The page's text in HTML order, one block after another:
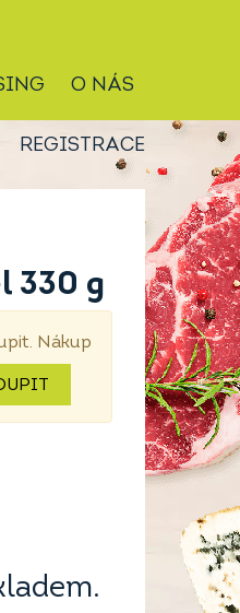
O NÁS
REGISTRACE
330 g
Nákup